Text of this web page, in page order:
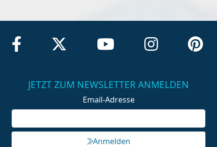
JETZT ZUM NEWSLETTER ANMELDEN
Email-Adresse
Anmelden